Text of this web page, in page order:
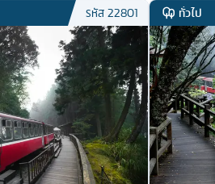
รหัส22801 ทั่วไป